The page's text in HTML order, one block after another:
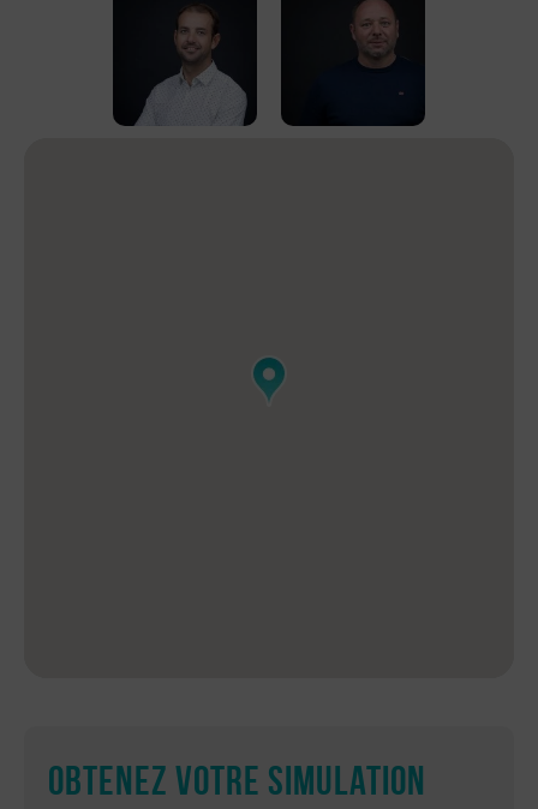
Obtenez votre simulation